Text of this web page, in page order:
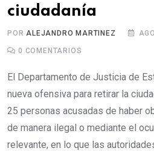
ciudadanía
POR ALEJANDRO MARTINEZ
0 COMENTARIOS
El Departamento de Justicia de
nueva ofensiva para retirar la
25 personas acusadas de haber
de manera ilegal o mediante el
relevante, en lo que las